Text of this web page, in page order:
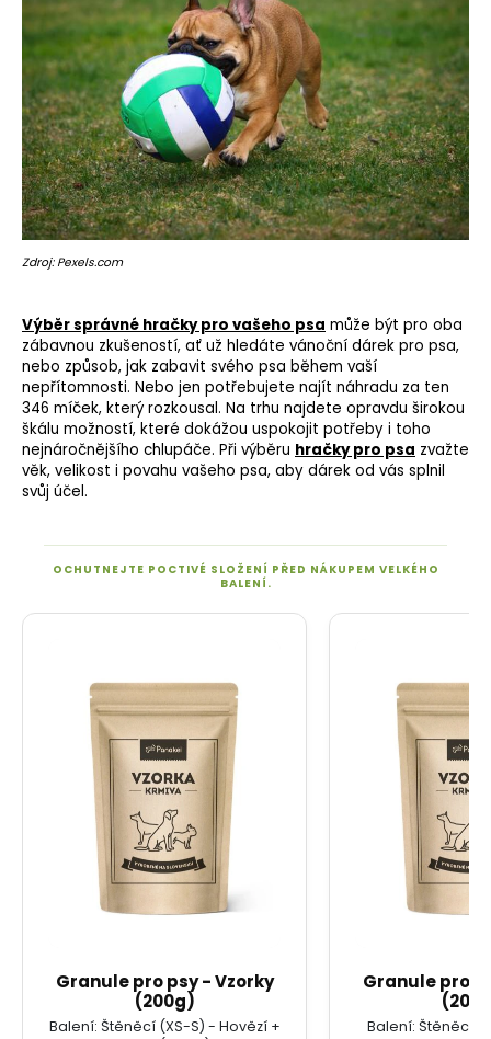
Zdroj: Pexels.com
Výběr správné hračky pro vašeho psa může být pro oba
zábavnou zkušeností, ať už hledáte vánoční dárek pro psa,
nebo způsob, jak zabavit svého psa během vaší
nepřítomnosti. Nebo jen potřebujete najít náhradu za ten
346 míček, který rozkousal. Na trhu najdete opravdu širokou
škálu možností, které dokážou uspokojit potřeby i toho
nejnáročnějšího chlupáče. Při výběru hračky pro psa zvažte
věk, velikost i povahu vašeho psa, aby dárek od vás splnil
svůj účel.